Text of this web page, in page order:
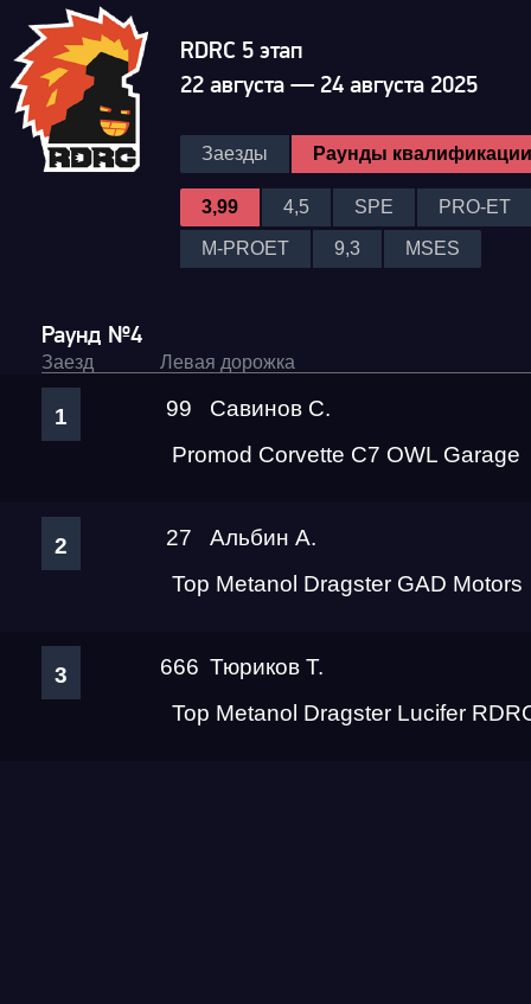
RDRC 5 этап
22 августа — 24 августа 2025
Заезды Раунды квалификации
3,99 4,5 SPE PRO-ET
M-PROET 9,3 MSES
Раунд №4
Заезд Левая дорожка
1 99
Савинов С.
Promod Corvette C7 OWL Garage
2 27
Альбин А.
Top Metanol Dragster GAD Motors
3 666 Тюриков Т.
Top Metanol Dragster Lucifer